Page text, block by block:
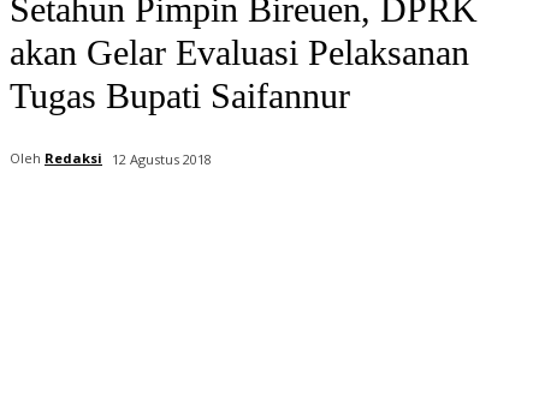
Setahun Pimpin Bireuen, DPRK
akan Gelar Evaluasi Pelaksanan
Tugas Bupati Saifannur
Oleh Redaksi 12 Agustus 2018